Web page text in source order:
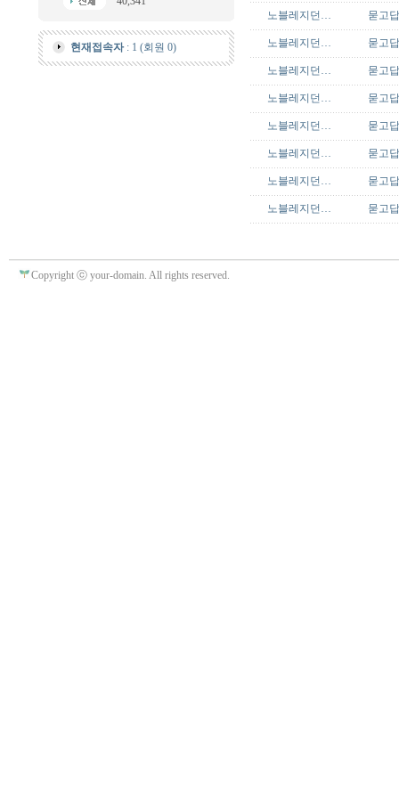
현재접속자: 1 (회원 0)
노블레지던… 묻고
노블레지던… 묻고
노블레지던… 묻고
노블레지던… 묻고
노블레지던… 묻고
노블레지던… 묻고
노블레지던… 묻고
노블레지던… 묻고
Copyright ⓒ your-domain. All rights reserved.